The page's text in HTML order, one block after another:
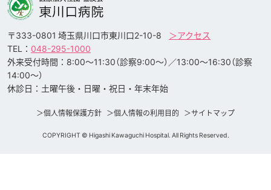
〒333-0801 埼玉県川口市東川口2-10-8
＞アクセス
TEL： 048-295-1000
外来受付時間：8:00〜11:30（診察9:00〜）／13:00〜16:30（診察
14:00〜）
休診日：土曜午後・日曜・祝日・年末年始
個人情報保護方針 個人情報の利用目的 サイトマップ
COPYRIGHT © Higashi Kawaguchi Hospital. All Rights Reserved.